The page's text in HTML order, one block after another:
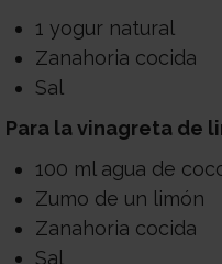
1 yogur natural
Zanahoria cocida
Sal
Para la vinagreta de
100 ml agua de
Zumo de un limón
Zanahoria cocida
Sal